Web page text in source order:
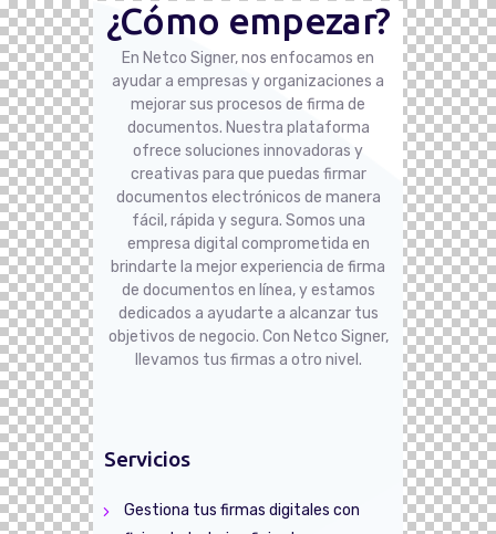
¿Cómo empezar?
En Netco Signer, nos enfocamos en
ayudar a empresas y organizaciones a
mejorar sus procesos de firma de
documentos. Nuestra plataforma
ofrece soluciones innovadoras y
creativas para que puedas firmar
documentos electrónicos de manera
fácil, rápida y segura. Somos una
empresa digital comprometida en
brindarte la mejor experiencia de firma
de documentos en línea, y estamos
dedicados a ayudarte a alcanzar tus
objetivos de negocio. Con Netco Signer,
llevamos tus firmas a otro nivel.
Servicios
Gestiona tus firmas digitales con